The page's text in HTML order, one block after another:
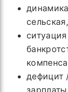
дефицит